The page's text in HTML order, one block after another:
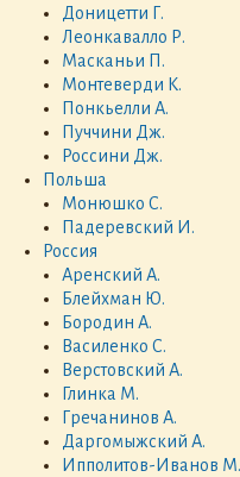
Доницетти Г.
Леонкавалло Р.
Масканьи П.
Монтеверди К.
Понкьелли А.
Пуччини Дж.
Россини Дж.
Польша
Монюшко С.
Падеревский И.
Россия
Аренский А.
Блейхман Ю.
Бородин А.
Василенко С.
Верстовский А.
Глинка М.
Гречанинов А.
Даргомыжский А.
Ипполитов-Иванов М.